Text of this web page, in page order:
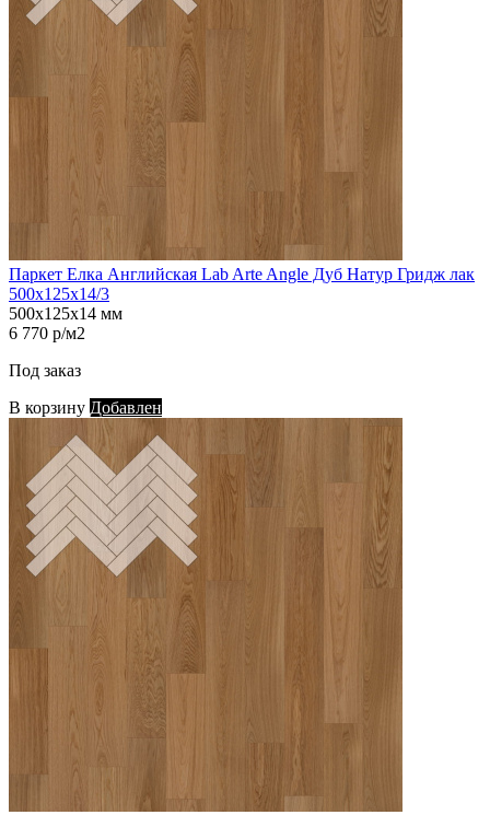
Паркет Елка Английская Lab Arte Angle Дуб Натур Гридж лак
500х125х14/3
500х125х14 мм
6 770 р/м2
Под заказ
В корзину Добавлен